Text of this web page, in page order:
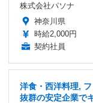
株式会社パソナ
神奈川県
時給2,000円
契約社員
洋食・西洋料理,
抜群の安定企業で